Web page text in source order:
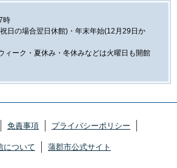
時
日の場合翌日休館)・年末年始(12月29日か
ィーク・夏休み・冬休みなどは火曜日も開館
免責事項 プライバシーポリシー
について 蒲郡市公式サイト